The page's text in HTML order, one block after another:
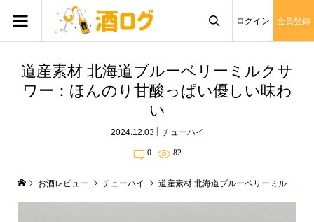

ログイン 会員登録
道産素材 北海道ブルーベリーミルクサ
ワー：ほんのり甘酸っぱい優しい味わ
い
2024.12.03 チューハイ
0 82
お酒レビュー チューハイ 道産素材 北海道ブルーベリーミルクサワー：ほんのり甘酸っぱい優しい味わい